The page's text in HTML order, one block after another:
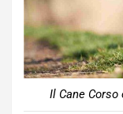
Il Cane